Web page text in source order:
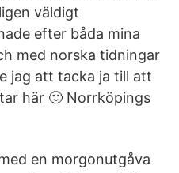
väldigt
efter båda mina
med norska tidningar
jag att tacka ja till att
här 🙂 Norrköpings
en morgonutgåva